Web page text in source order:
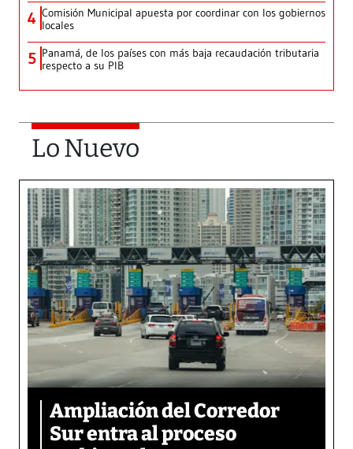
4 Comisión Municipal apuesta por coordinar con los gobiernos
locales
5 Panamá, de los países con más baja recaudación tributaria
respecto a su PIB
Lo Nuevo
Ampliación del Corredor
Sur entra al proceso